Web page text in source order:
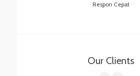
Respon Cepat
Our Clients